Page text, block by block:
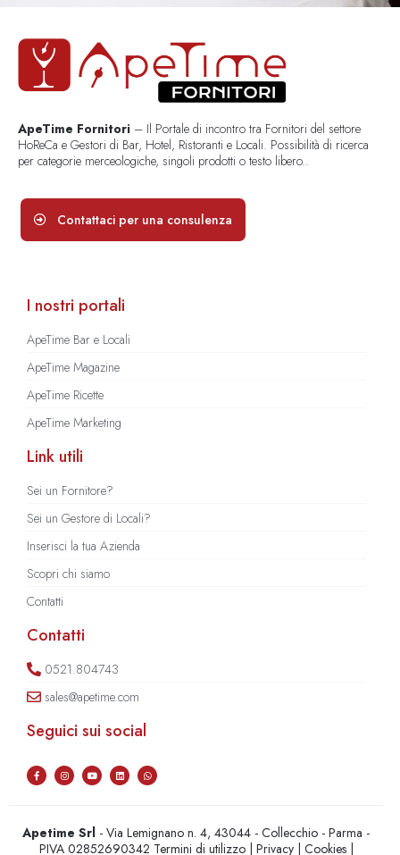
ApeTime Fornitori – Il Portale di incontro tra Fornitori del settore
HoReCa e Gestori di Bar, Hotel, Ristoranti e Locali. Possibilità di ricerca
per categorie merceologiche, singoli prodotti o testo libero..
Contattaci per una consulenza
I nostri portali
ApeTime Bar e Locali
ApeTime Magazine
ApeTime Ricette
ApeTime Marketing
Link utili
Sei un Fornitore?
Sei un Gestore di Locali?
Inserisci la tua Azienda
Scopri chi siamo
Contatti
Contatti
0521.804743
sales@apetime.com
Seguici sui social
Apetime Srl - Via Lemignano n. 4, 43044 - Collecchio - Parma -
PIVA 02852690342 Termini di utilizzo| Privacy| Cookies|